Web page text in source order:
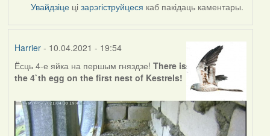
Увайдзіце цізарэгіструйцеся каб пакідаць каментары.
Harrier- 10.04.2021 - 19:54
Ёсць 4-е яйка на першым гняздзе! There is
the 4`th egg on the first nest of Kestrels!